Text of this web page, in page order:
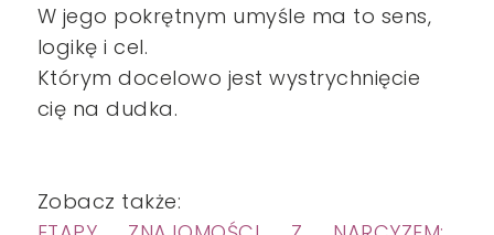
W jego pokrętnym umyśle ma to sens,
logikę i cel.
Którym docelowo jest wystrychnięcie
cię na dudka.
Zobacz także: